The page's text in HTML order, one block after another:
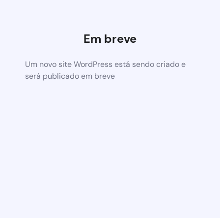
Em breve
Um novo site WordPress está sendo criado e
será publicado em breve